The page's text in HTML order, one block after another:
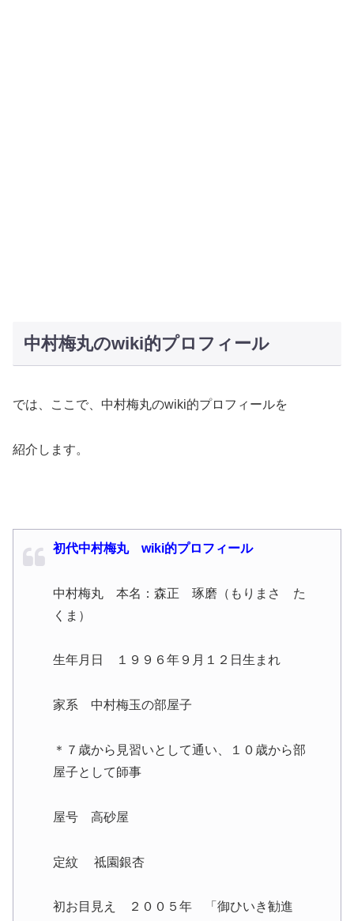
中村梅丸のwiki的プロフィール
では、ここで、中村梅丸のwiki的プロフィールを
紹介します。
初代中村梅丸 wiki的プロフィール
中村梅丸 本名：森正 琢磨（もりまさ た
くま）
生年月日 １９９６年９月１２日生まれ
家系 中村梅玉の部屋子
＊７歳から見習いとして通い、１０歳から部
屋子として師事
屋号 高砂屋
定紋 祗園銀杏
初お目見え ２００５年 「御ひいき勧進